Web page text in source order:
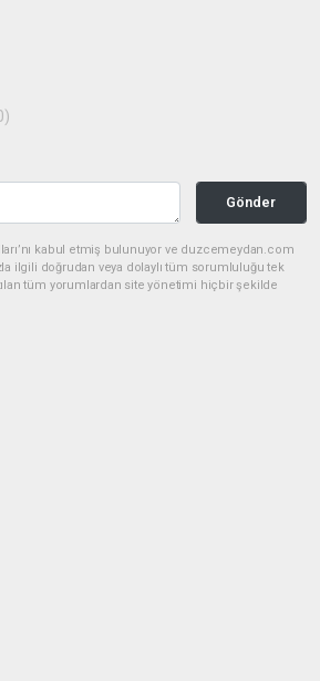
Gönder
kabul etmiş bulunuyor ve duzcemeydan.com
ilgili doğrudan veya dolaylı tüm sorumluluğu tek
tüm yorumlardan site yönetimi hiçbir şekilde